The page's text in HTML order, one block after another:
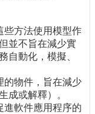
些方法使用模型作
並不旨在減少實
自動化，模擬、
的物件，旨在減少
成或解釋）。
進軟件應用程序的